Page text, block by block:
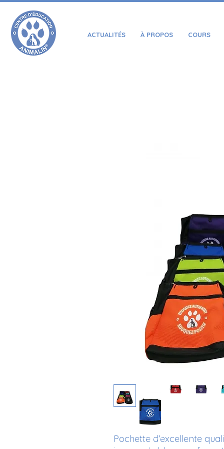
ACTUALITÉS À PROPOS COURS
Pochette d’excellente